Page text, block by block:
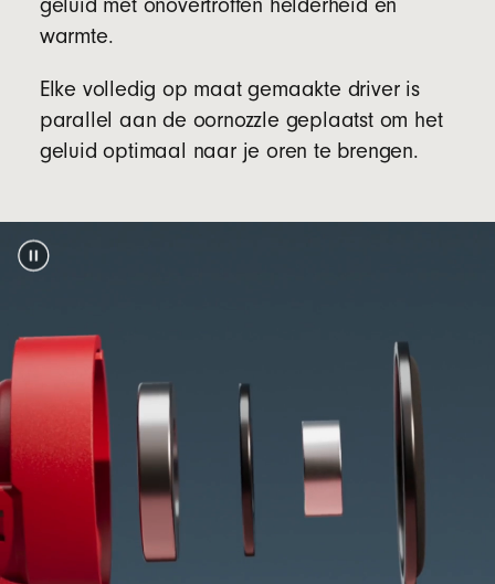
(Voedingsadapter en USB-C-oplaadkabel
Verpakkingsmateriaal
De verpakking van de Beats Solo Buds is
geluid met onovertroffen helderheid en
warmte.
Elke volledig op maat gemaakte driver is
parallel aan de oornozzle geplaatst om het
geluid optimaal naar je oren te brengen.